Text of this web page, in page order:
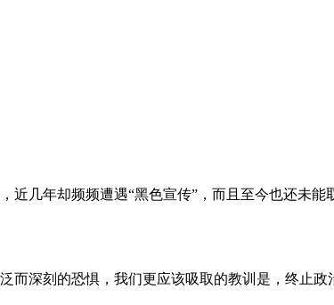
几年却频频遭遇“黑色宣传”，而且至今也还未能
深刻的恐惧，我们更应该吸取的教训是，终止